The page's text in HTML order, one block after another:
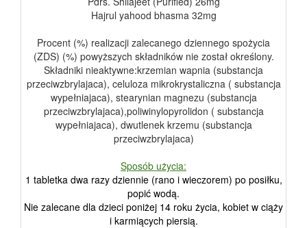
Hajrul yahood bhasma 32mg
Procent (%) realizacji zalecanego dziennego spożycia
(ZDS) (%) powyższych składników nie został określony.
Składniki nieaktywne:krzemian wapnia (substancja
przeciwzbrylajaca), celuloza mikrokrystaliczna ( substancja
wypełniajaca), stearynian magnezu (substancja
przeciwzbrylajaca),poliwinylopyrolidon ( substancja
wypełniajaca), dwutlenek krzemu (substancja
przeciwzbrylajaca)
Sposób użycia:
1 tabletka dwa razy dziennie (rano i wieczorem) po posiłku,
popić wodą.
Nie zalecane dla dzieci poniżej 14 roku życia, kobiet w ciąży
i karmiących piersią.